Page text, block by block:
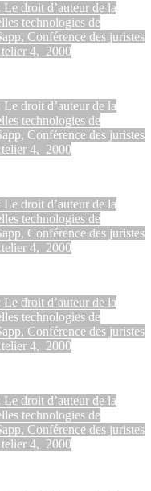
Le droit d’auteur de la
technologies de
Conférence des juristes
4, 2000
Le droit d’auteur de la
technologies de
Conférence des juristes
4, 2000
Le droit d’auteur de la
technologies de
Conférence des juristes
4, 2000
Le droit d’auteur de la
technologies de
Conférence des juristes
4, 2000
Le droit d’auteur de la
technologies de
Conférence des juristes
4, 2000